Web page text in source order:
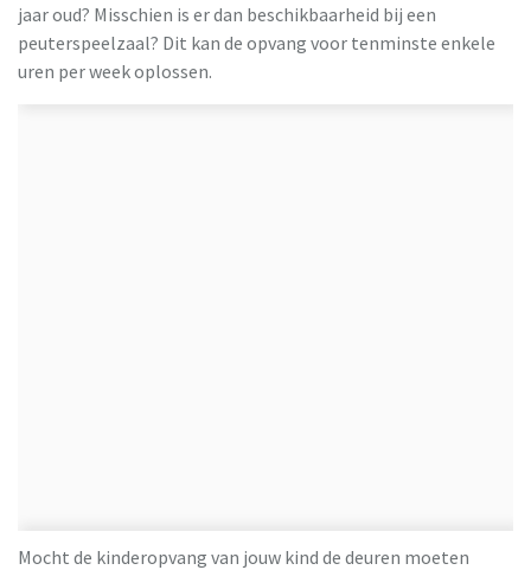
jaar oud? Misschien is er dan beschikbaarheid bij een
peuterspeelzaal? Dit kan de opvang voor tenminste enkele
uren per week oplossen.
Mocht de kinderopvang van jouw kind de deuren moeten